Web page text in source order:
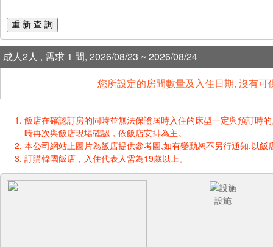
重 新 查 詢
成人2人 , 需求 1 間, 2026/08/23 ~ 2026/08/24
您所設定的房間數量及入住日期, 沒有
飯店在確認訂房的同時並無法保證屆時入住的床型一定與預訂時
時再次與飯店現場確認，依飯店安排為主。
本公司網站上圖片為飯店提供參考圖,如有變動恕不另行通知,以飯
訂購韓國飯店，入住代表人需為19歲以上。
設施